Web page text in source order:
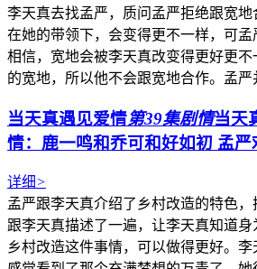
李天真去找孟严，质问孟严拒绝跟宽
在她的带领下，会变得更不一样，可
相信，宽地会被李天真改变得更好更
的宽地，所以他不会跟宽地合作。孟
当天真遇见爱情第39集剧情当天
情：鹿一鸣和乔可和好如初 孟
详细>
孟严跟李天真介绍了乡村改造的特色
跟李天真描述了一遍，让李天真知道
乡村改造这件事情，可以做得更好。李